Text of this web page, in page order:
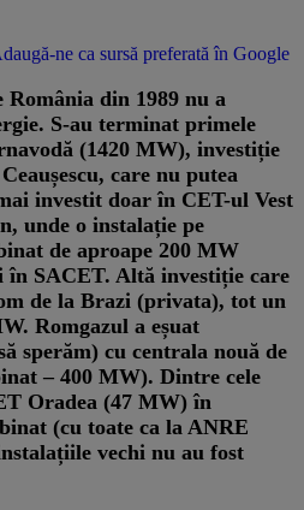
ne ca sursă preferată în Google
România din 1989 nu a
. S-au terminat primele
(1420 MW), investiție
care nu putea
investit doar în CET-ul Vest
unde o instalație pe
de aproape 200 MW
în SACET. Altă investiție care
de la Brazi (privata), tot un
Romgazul a eșuat
sperăm) cu centrala nouă de
– 400 MW). Dintre cele
Oradea (47 MW) în
(cu toate ca la ANRE
vechi nu au fost